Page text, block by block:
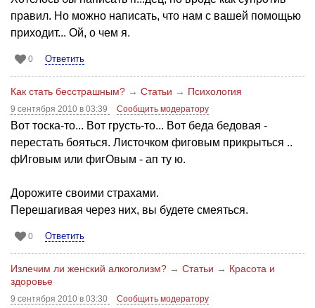
правил. Но можно написать, что нам с вашей помощью
приходит... Ой, о чем я.
0 Ответить
Как стать бесстрашным? → Статьи → Психология
9 сентября 2010 в 03:39 Сообщить модератору
Вот тоска-то... Вот грусть-то... Вот беда бедовая -
перестать бояться. Листочком фиговым прикрыться ..
фИговым или фигОвым - ап ту ю.
Дорожите своими страхами.
Перешагивая через них, вы будете смеяться.
0 Ответить
Излечим ли женский алкоголизм? → Статьи → Красота и
здоровье
9 сентября 2010 в 03:30 Сообщить модератору